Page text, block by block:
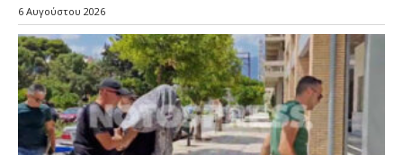
6 Αυγούστου 2026